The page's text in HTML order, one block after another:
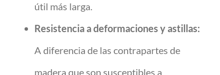
útil más larga.
Resistencia a deformaciones y astillas:
A diferencia de las contrapartes de
madera que son susceptibles a